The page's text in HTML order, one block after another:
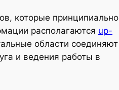
которые принципиально
располагаются up-
области соединяют
и ведения работы в